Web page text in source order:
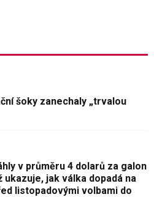
šoky zanechaly „trvalou
v průměru 4 dolarů za galon
jak válka dopadá na
listopadovými volbami do